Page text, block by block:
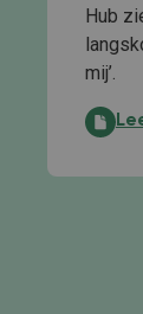
Hub
mij’.
‘Ze